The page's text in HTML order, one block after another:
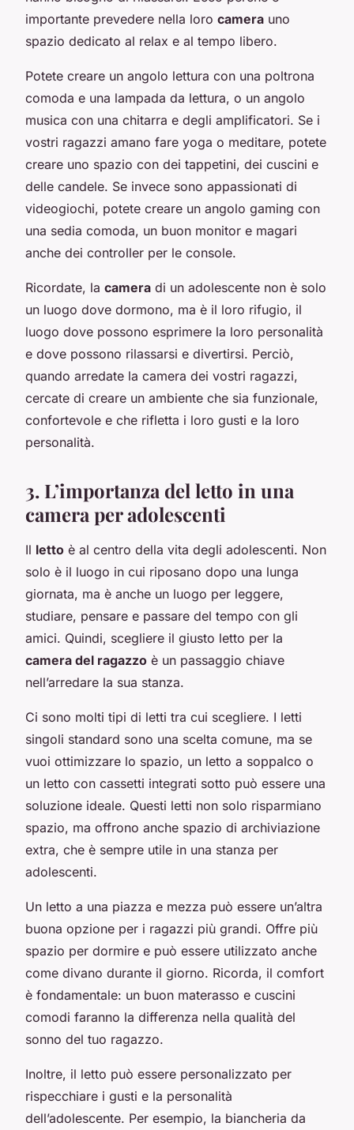
importante prevedere nella loro camera uno
spazio dedicato al relax e al tempo libero.
Potete creare un angolo lettura con una poltrona
comoda e una lampada da lettura, o un angolo
musica con una chitarra e degli amplificatori. Se i
vostri ragazzi amano fare yoga o meditare, potete
creare uno spazio con dei tappetini, dei cuscini e
delle candele. Se invece sono appassionati di
videogiochi, potete creare un angolo gaming con
una sedia comoda, un buon monitor e magari
anche dei controller per le console.
Ricordate, la camera di un adolescente non è solo
un luogo dove dormono, ma è il loro rifugio, il
luogo dove possono esprimere la loro personalità
e dove possono rilassarsi e divertirsi. Perciò,
quando arredate la camera dei vostri ragazzi,
cercate di creare un ambiente che sia funzionale,
confortevole e che rifletta i loro gusti e la loro
personalità.
3. L’importanza del letto in una
camera per adolescenti
Il letto è al centro della vita degli adolescenti. Non
solo è il luogo in cui riposano dopo una lunga
giornata, ma è anche un luogo per leggere,
studiare, pensare e passare del tempo con gli
amici. Quindi, scegliere il giusto letto per la
camera del ragazzo è un passaggio chiave
nell’arredare la sua stanza.
Ci sono molti tipi di letti tra cui scegliere. I letti
singoli standard sono una scelta comune, ma se
vuoi ottimizzare lo spazio, un letto a soppalco o
un letto con cassetti integrati sotto può essere una
soluzione ideale. Questi letti non solo risparmiano
spazio, ma offrono anche spazio di archiviazione
extra, che è sempre utile in una stanza per
adolescenti.
Un letto a una piazza e mezza può essere un’altra
buona opzione per i ragazzi più grandi. Offre più
spazio per dormire e può essere utilizzato anche
come divano durante il giorno. Ricorda, il comfort
è fondamentale: un buon materasso e cuscini
comodi faranno la differenza nella qualità del
sonno del tuo ragazzo.
Inoltre, il letto può essere personalizzato per
rispecchiare i gusti e la personalità
dell’adolescente. Per esempio, la biancheria da